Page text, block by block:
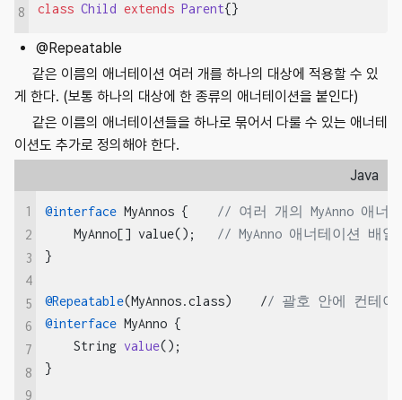
8
class Child extends Parent{}
@Repeatable
같은 이름의 애너테이션 여러 개를 하나의 대상에 적용할 수 있
게 한다. (보통 하나의 대상에 한 종류의 애너테이션을 붙인다)
같은 이름의 애너테이션들을 하나로 묶어서 다룰 수 있는 애너테
이션도 추가로 정의해야 한다.
Java
1
2
3
4
5
6
7
8
9
@interface MyAnnos { // 여러 개의 MyAnno 애너
    MyAnno[] value();
// MyAnno 애너테이션 배
}
@Repeatable(MyAnnos.class)    // 괄호 안에 컨테이
@interface MyAnno {
String value() ;
}